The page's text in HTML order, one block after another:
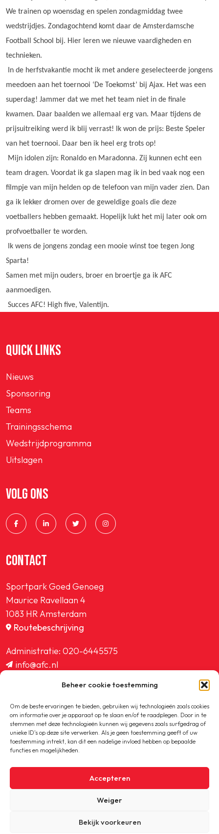
Beheer cookie toestemming
Om de beste ervaringen te bieden, gebruiken wij technologieën zoals cookies
om informatie over je apparaat op te slaan en/of te raadplegen. Door in te
stemmen met deze technologieën kunnen wij gegevens zoals surfgedrag of
unieke ID's op deze site verwerken. Als je geen toestemming geeft of uw
toestemming intrekt, kan dit een nadelige invloed hebben op bepaalde
functies en mogelijkheden.
Accepteren
Weiger
Bekijk voorkeuren
We trainen op woensdag en spelen zondagmiddag twee
wedstrijdjes. Zondagochtend komt daar de Amsterdamsche
Football School bij. Hier leren we nieuwe vaardigheden en
technieken.
In de herfstvakantie mocht ik met andere geselecteerde jongens
meedoen aan het toernooi ‘De Toekomst’ bij Ajax. Het was een
superdag! Jammer dat we met het team niet in de finale
kwamen. Daar baalden we allemaal erg van. Maar tijdens de
prijsuitreiking werd ik blij verrast! Ik won de prijs: Beste Speler
van het toernooi. Daar ben ik heel erg trots op!
Mijn idolen zijn: Ronaldo en Maradonna. Zij kunnen echt een
team dragen. Voordat ik ga slapen mag ik in bed vaak nog een
filmpje van mijn helden op de telefoon van mijn vader zien. Dan
ga ik lekker dromen over de geweldige goals die deze
voetballers hebben gemaakt. Hopelijk lukt het mij later ook om
profvoetballer te worden.
Ik wens de jongens zondag een mooie winst toe tegen Jong
Sparta!
Samen met mijn ouders, broer en broertje ga ik AFC
aanmoedigen.
Succes AFC! High five, Valentijn.
QUICK LINKS
Nieuws
Sponsoring
Teams
Trainingsschema
Wedstrijdprogramma
Uitslagen
VOLG ONS
CONTACT
Sportpark Goed Genoeg
Maurice Ravellaan 4
1083 HR Amsterdam
Routebeschrijving
Administratie: 020-6445575
info@afc.nl
ledenadministratie@afc.nl
Copyright © 2020-2026 AFC
Privacybeleid